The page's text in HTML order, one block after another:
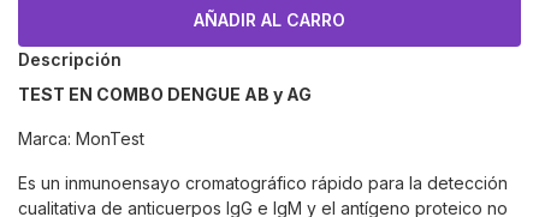
Descripción
TEST EN COMBO DENGUE AB y AG
Marca: MonTest
Es un inmunoensayo cromatográfico rápido para la detección
cualitativa de anticuerpos IgG e IgM y el antígeno proteico no